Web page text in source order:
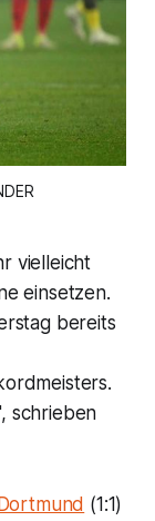
vielleicht
einsetzen.
bereits
schrieben
(1:1)